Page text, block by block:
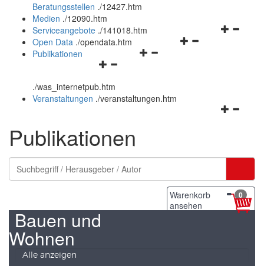
und
schließen
Beratungsstellen ./12427.htm
Medien ./12090.htm
Navigationsmenü
Serviceangebote ./141018.htm
Navigationsmenü
Open Data ./opendata.htm
Navigationsmenü
und
schließen
Publikationen
./was_internetpub.htm
Veranstaltungen ./veranstaltungen.htm
Publikationen
Warenkorb
ansehen
0
Bauen und
Wohnen
Alle anzeigen